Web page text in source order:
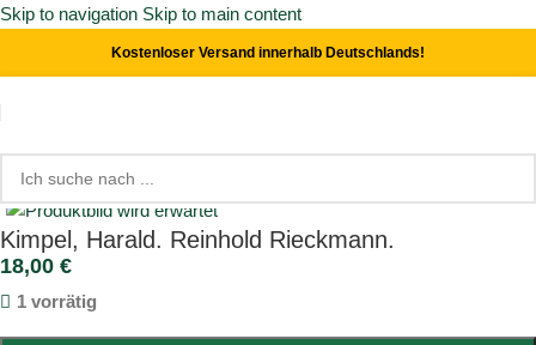
Skip to navigation Skip to main content
Kostenloser Versand innerhalb Deutschlands!
Start/ KunstClick to enlarge
Kimpel, Harald. Reinhold Rieckmann.
18,00 €
1 vorrätig